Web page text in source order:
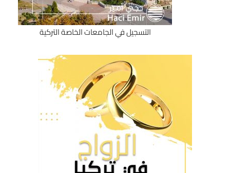
التسجيل في الجامعات الخاصة التركية